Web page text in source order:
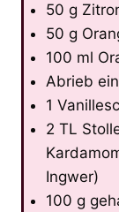
50 g
50 g
100 ml
Abrieb
1
2 TL
Ingwer)
100 g